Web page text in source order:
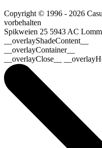
Copyright © 1996 - 2026
vorbehalten
Spikweien 25 5943 AC Lomm
__overlayShadeContent__
__overlayContainer__
__overlayClose__